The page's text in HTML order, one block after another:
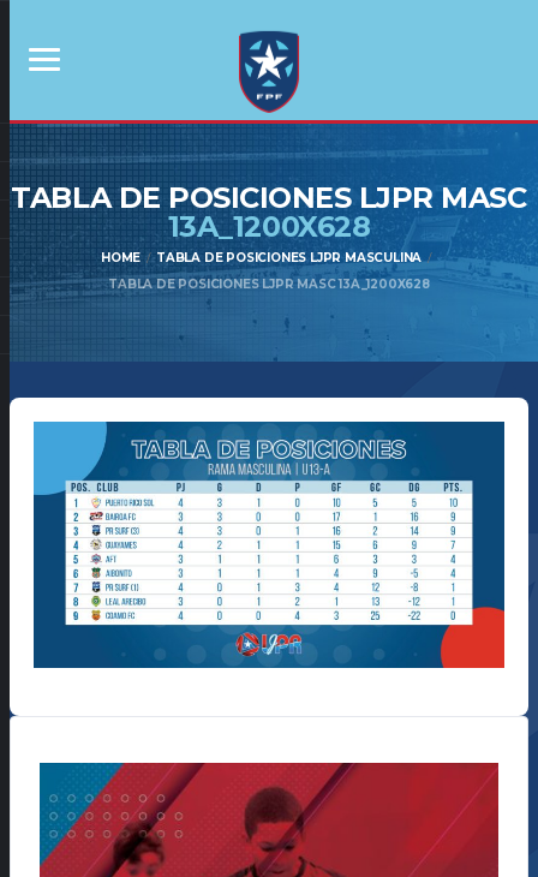
TABLA DE POSICIONES LJPR MASC
13A_1200X628
HOME
TABLA DE POSICIONES LJPR MASCULINA
TABLA DE POSICIONES LJPR MASC 13A_1200X628